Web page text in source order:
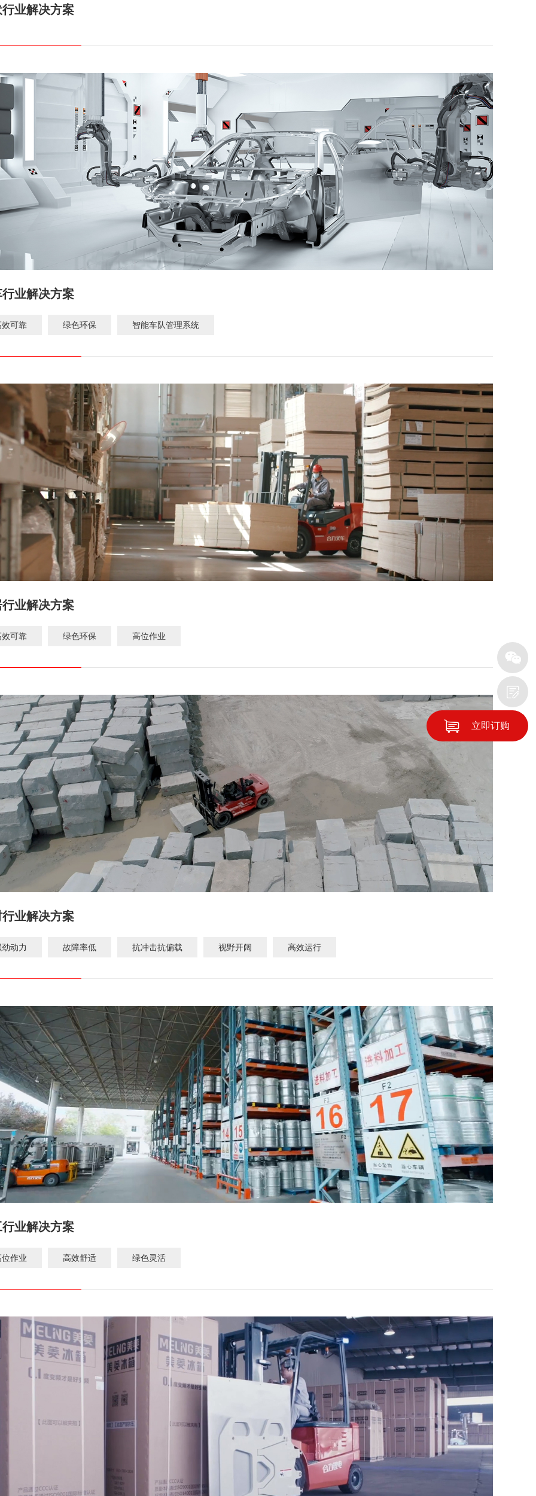
业解决方案
业解决方案
效可靠 绿色环保 智能车队管理系统
业解决方案
效可靠 绿色环保 高位作业
业解决方案
动力 故障率低 抗冲击抗偏载 视野开阔 高效运行
业解决方案
位作业 高效舒适 绿色灵活
立即订购